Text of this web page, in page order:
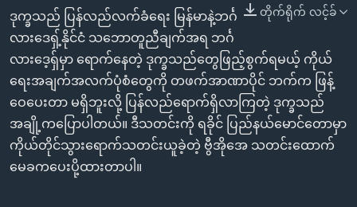
ကျော်
ရှာဖွေ
နေရာ
ဗွီအိုအေ လူမှုကွန်ယက်များ
ဘာသာစကားများ
တိုက်ရိုက် လင့်ခ်
ဒုက္ခသည် ပြန်လည်လက်ခံရေး မြန်မာနဲ့ဘင်္ဂ
လားဒေရှ့်နိုင်ငံ သဘောတူညီချက်အရ ဘင်္ဂ
လားဒေ့ရှ်မှာ ရောက်နေတဲ့ ဒုက္ခသည်တွေဖြည့်စွက်ရမယ့် ကိုယ်
ရေးအချက်အလက်ပုံစံတွေကို တဖက်အာဏာပိုင် ဘက်က ဖြန့်
ဝေပေးတာ မရှိဘူးလို့ ပြန်လည်ရောက်ရှိလာကြတဲ့ ဒုက္ခသည်
အချို့ကပြောပါတယ်။ ဒီသတင်းကို ရခိုင် ပြည်နယ်မောင်တောမှာ
ကိုယ်တိုင်သွားရောက်သတင်းယူခဲ့တဲ့ ဗွီအိုအေ သတင်းထောက်
မေခကပေးပို့ထားတာပါ။